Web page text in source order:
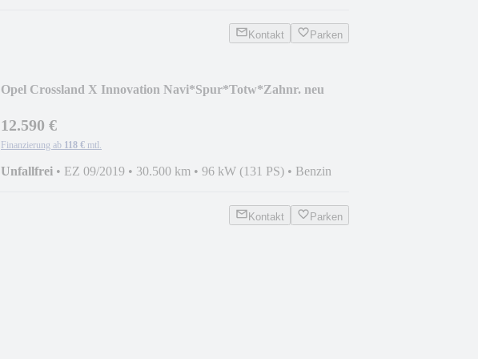
Kontakt Parken
Opel Crossland X Innovation Navi*Spur*Totw*Zahnr. neu
12.590 €
Finanzierung ab 118 € mtl.
Unfallfrei • EZ 09/2019 • 30.500 km • 96 kW (131 PS) • Benzin
Kontakt Parken